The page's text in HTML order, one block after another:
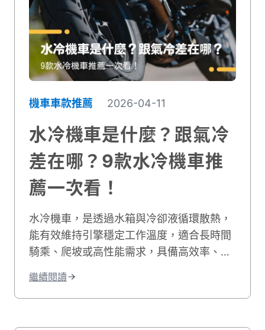
機車車款推薦 2026-04-11
水冷機車是什麼？跟氣冷
差在哪？9款水冷機車推
薦一次看！
水冷機車，是透過水箱與冷卻液循環散熱，
能有效維持引擎穩定工作溫度，適合長時間
騎乘、爬坡或高性能需求，具備高效率、噪
冷，水冷系統的散熱效果更佳，能減少熱衰
竭。這篇文章將從水冷引擎的運作原理開始
繼續閱讀